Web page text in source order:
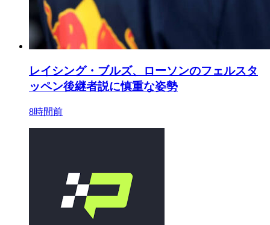
レイシング・ブルズ、ローソンのフェルスタ
ッペン後継者説に慎重な姿勢
8時間前